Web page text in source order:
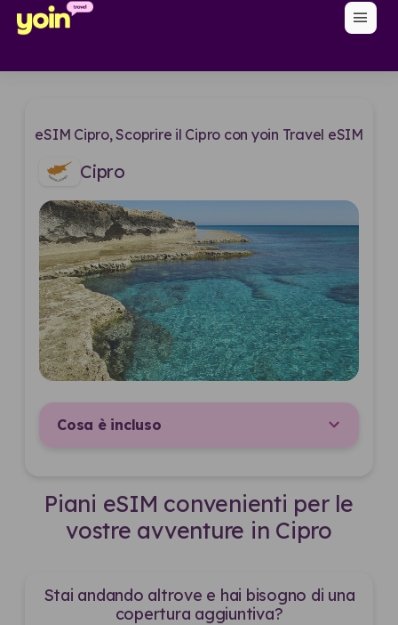
menu
eSIM Cipro, Scoprire il Cipro con yoin Travel eSIM
Cipro
Cosa è incluso
Piani eSIM convenienti per le
vostre avventure in Cipro
Stai andando altrove e hai bisogno di una
copertura aggiuntiva?